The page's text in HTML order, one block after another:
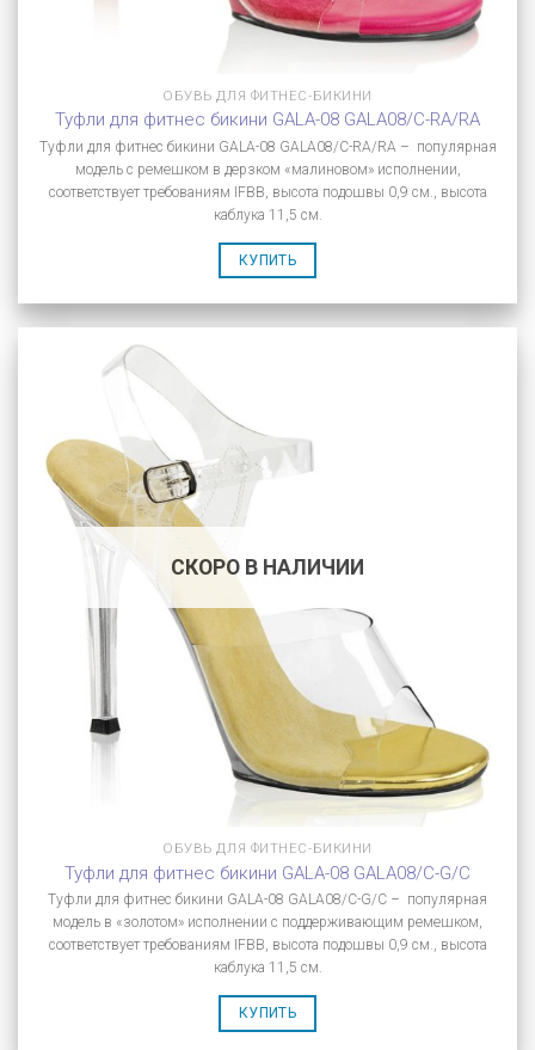
ОБУВЬ ДЛЯ ФИТНЕС-БИКИНИ
Туфли для фитнес бикини GALA-08 GALA08/C-RA/RA
Туфли для фитнес бикини GALA-08 GALA08/C-RA/RA – популярная
модель с ремешком в дерзком «малиновом» исполнении,
соответствует требованиям IFBB, высота подошвы 0,9 см., высота
каблука 11,5 см.
КУПИТЬ
СКОРО В НАЛИЧИИ
ОБУВЬ ДЛЯ ФИТНЕС-БИКИНИ
Туфли для фитнес бикини GALA-08 GALA08/C-G/C
Туфли для фитнес бикини GALA-08 GALA08/C-G/C – популярная
модель в «золотом» исполнении с поддерживающим ремешком,
соответствует требованиям IFBB, высота подошвы 0,9 см., высота
каблука 11,5 см.
КУПИТЬ